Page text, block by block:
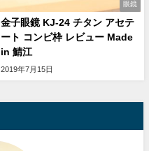
眼鏡
金子眼鏡 KJ-24 チタン アセテ
ート コンビ枠 レビュー Made
in 鯖江
2019年7月15日